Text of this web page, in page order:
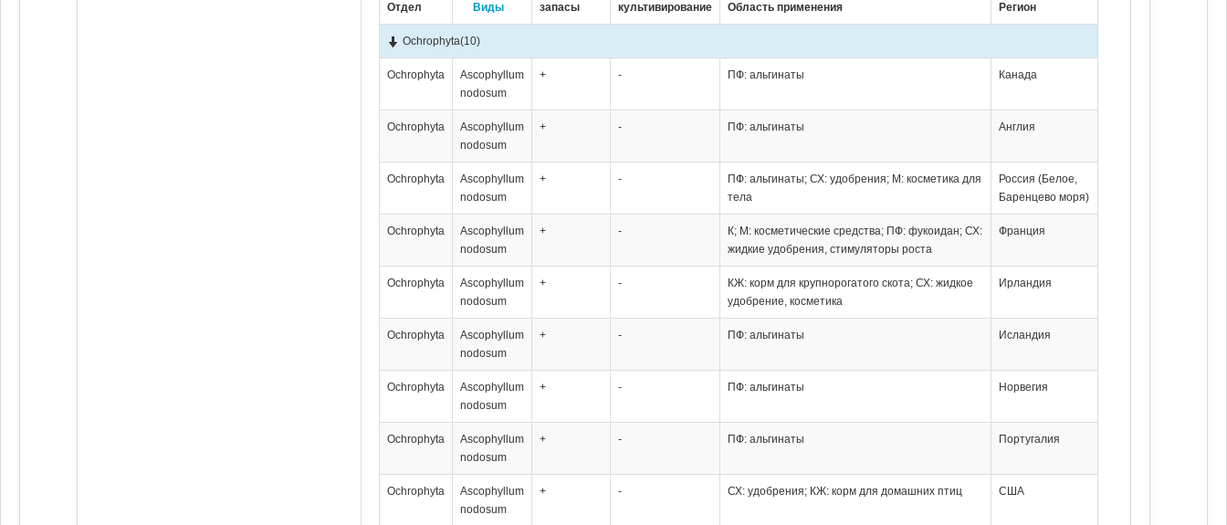
Отдел Виды
запасы
культивирование
Область применения Регион
Ochrophyta(10)
Ochrophyta
Ascophyllum
nodosum
+ - ПФ: альгинаты Канада
Ochrophyta
Ascophyllum
nodosum
+ - ПФ: альгинаты Англия
Ochrophyta
Ascophyllum
nodosum
+ -
ПФ: альгинаты; СХ: удобрения; М: косметика для
тела
Россия (Белое,
Баренцево моря)
Ochrophyta
Ascophyllum
nodosum
+ -
К; М: косметические средства; ПФ: фукоидан; СХ:
жидкие удобрения, стимуляторы роста
Франция
Ochrophyta
Ascophyllum
nodosum
+ -
КЖ: корм для крупнорогатого скота; СХ: жидкое
удобрение, косметика
Ирландия
Ochrophyta
Ascophyllum
nodosum
+ - ПФ: альгинаты Исландия
Ochrophyta
Ascophyllum
nodosum
+ - ПФ: альгинаты Норвегия
Ochrophyta
Ascophyllum
nodosum
+ - ПФ: альгинаты Португалия
Ochrophyta
Ascophyllum
nodosum
+ - СХ: удобрения; КЖ: корм для домашних птиц США